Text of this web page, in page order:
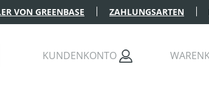
VON GREENBASE ZAHLUNGSARTEN
KUNDENKONTO